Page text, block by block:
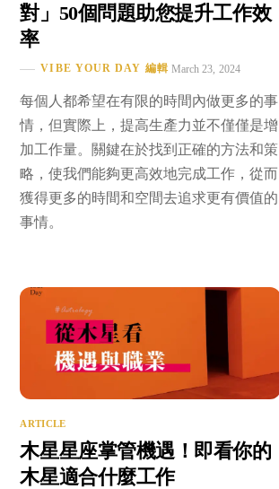
對」50個問題助您提升工作效
率
VIBE YOUR DAY 編輯 March 23, 2024
每個人都希望在有限的時間內做更多的事
情，但實際上，提高生產力並不僅僅是增
加工作量。關鍵在於找到正確的方法和策
略，使我們能夠更高效地完成工作，從而
獲得更多的時間和空間去追求更有價值的
事情。
ARTICLE
木星星座掌管機遇！即看你的
木星適合什麼工作